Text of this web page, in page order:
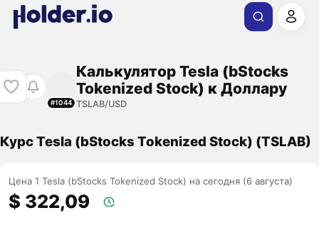
#1044
Калькулятор Tesla (bStocks
Tokenized Stock) к Доллару
TSLAB/USD
Курс Tesla (bStocks Tokenized Stock) (TSLAB)
Цена 1 Tesla (bStocks Tokenized Stock) на сегодня (6 августа)
$ 322,09